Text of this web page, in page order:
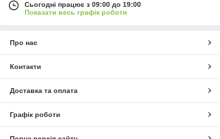
Сьогодні працює з 09:00 до 19:00
Показати весь графік роботи
Про нас
Контакти
Доставка та оплата
Графік роботи